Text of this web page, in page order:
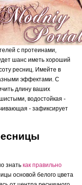
с протеинами,
шанс иметь хороший
ресниц. Имейте в
эффектами. С
длину ваших
водостойкая -
- зафиксирует
знатькак правильно
основой белого цвета